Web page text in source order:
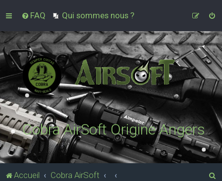
FAQ Qui sommes nous ?
Cobra AirSoft Origine Angers
Accueil Cobra AirSoft